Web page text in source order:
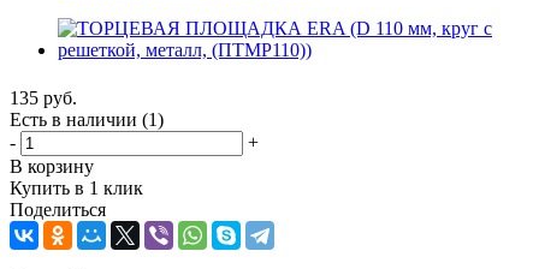
135 руб.
Есть в наличии (1)
-
+
В корзину
Купить в 1 клик
Поделиться